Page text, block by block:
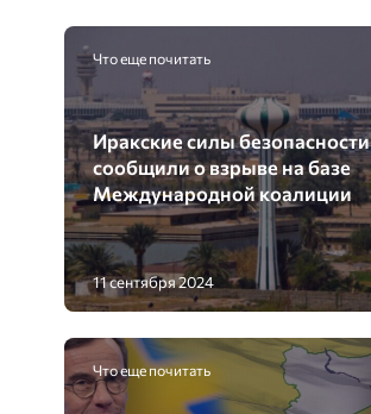
Что еще почитать
Иракские силы безопасности
сообщили о взрыве на базе
Международной коалиции
11 сентября 2024
Что еще почитать